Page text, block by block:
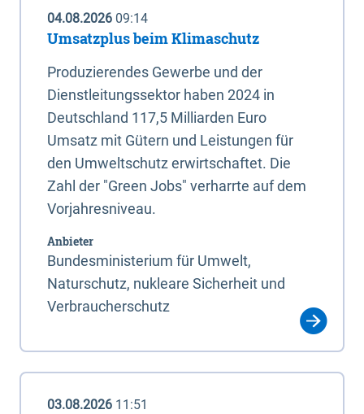
04.08.2026 09:14
Umsatzplus beim Klimaschutz
Produzierendes Gewerbe und der
Dienstleitungssektor haben 2024 in
Deutschland 117,5 Milliarden Euro
Umsatz mit Gütern und Leistungen für
den Umweltschutz erwirtschaftet. Die
Zahl der "Green Jobs" verharrte auf dem
Vorjahresniveau.
Anbieter
Bundesministerium für Umwelt,
Naturschutz, nukleare Sicherheit und
Verbraucherschutz
03.08.2026 11:51